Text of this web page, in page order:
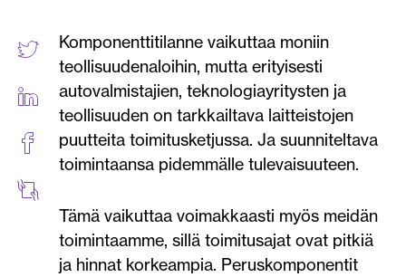
Komponenttitilanne vaikuttaa moniin
teollisuudenaloihin, mutta erityisesti
autovalmistajien, teknologiayritysten ja
teollisuuden on tarkkailtava laitteistojen
puutteita toimitusketjussa. Ja suunniteltava
toimintaansa pidemmälle tulevaisuuteen.
Tämä vaikuttaa voimakkaasti myös meidän
toimintaamme, sillä toimitusajat ovat pitkiä
ja hinnat korkeampia. Peruskomponentit